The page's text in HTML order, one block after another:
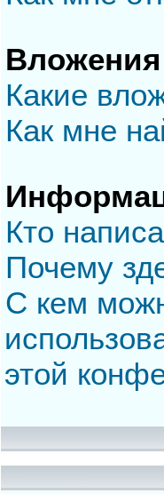
Вложения
Какие
Как мне
Кто
Почему
С кем
этой